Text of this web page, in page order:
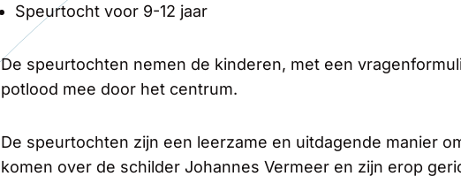
Speurtocht voor 9-12 jaar
De speurtochten nemen de kinderen, met een
potlood mee door het centrum.
De speurtochten zijn een leerzame en uitdagende manier
komen over de schilder Johannes Vermeer en zijn erop